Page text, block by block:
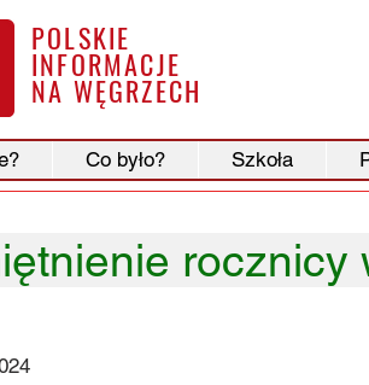
POLSKIE
INFORMACJE
NA WĘGRZECH
Co było? Szkoła
rocznicy